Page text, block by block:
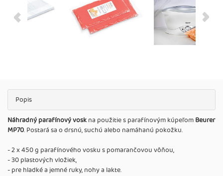
Popis
Náhradný parafínový voskna použitie s parafínovým kúpeľomBeurer
MP70. Postará sa o drsnú, suchú alebo namáhanú pokožku.
- 2 x 450 g parafínového vosku s pomarančovou vôňou,
- 30 plastových vložiek,
- pre hladké a jemné ruky, nohy a lakte.